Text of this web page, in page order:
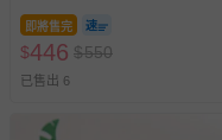
即將售完
$446 $550
已售出 6